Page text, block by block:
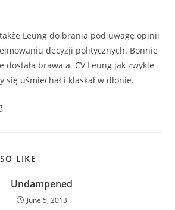
Leung do brania pod uwagę opinii
decyzji politycznych. Bonnie
dostała brawa a CV Leung jak zwykle
uśmiechał i klaskał w dłonie.
LIKE
Undampened
June 5, 2013